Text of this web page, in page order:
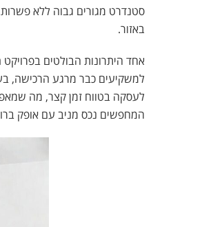
באזור.
אחד היתרונות הבולטים
למשקיעים כבר מרגע הרכישה,
לעסקה בטווח זמן קצר, מה
המחפשים נכס מניב עם אופק